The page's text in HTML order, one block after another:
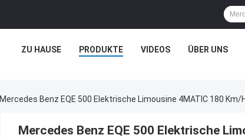
ZU HAUSE PRODUKTE VIDEOS ÜBER UNS
Mercedes Benz EQE 500 Elektrische Limousine 4MATIC 180 Km/h
Mercedes Benz EQE 500 Elektrische